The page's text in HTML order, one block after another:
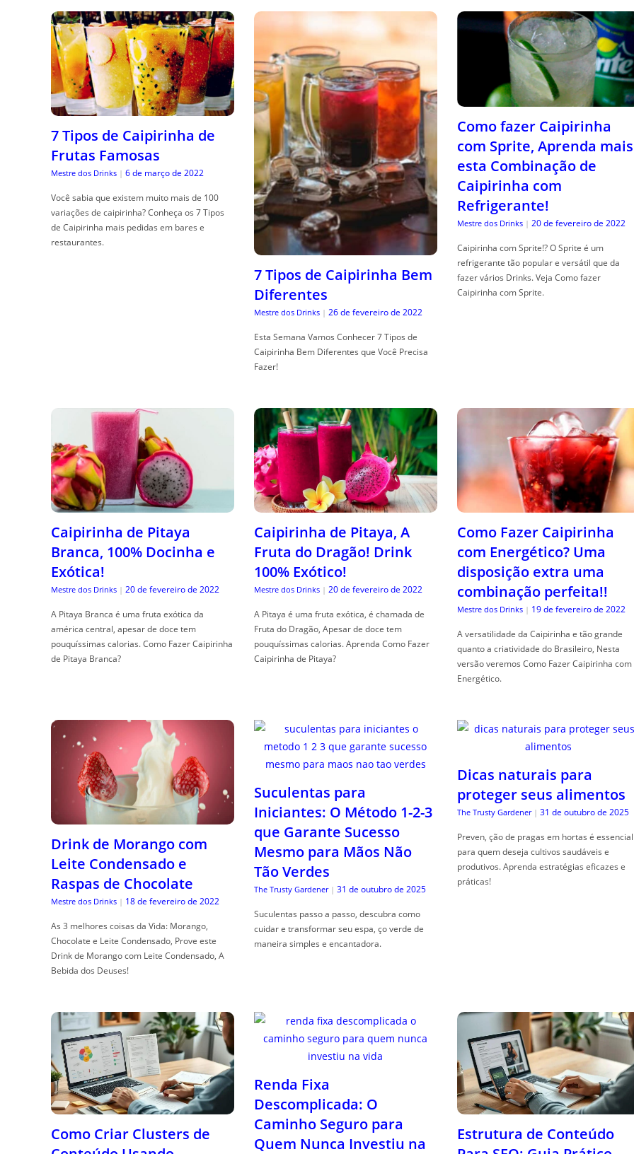
7 Tipos de Caipirinha de
Frutas Famosas
Mestre dos Drinks | 6 de março de 2022
Você sabia que existem muito mais de 100
variações de caipirinha? Conheça os 7 Tipos
de Caipirinha mais pedidas em bares e
restaurantes.
7 Tipos de Caipirinha Bem
Diferentes
Mestre dos Drinks | 26 de fevereiro de 2022
Esta Semana Vamos Conhecer 7 Tipos de
Caipirinha Bem Diferentes que Você Precisa
Fazer!
Como fazer Caipirinha
com Sprite, Aprenda mais
esta Combinação de
Caipirinha com
Refrigerante!
Mestre dos Drinks | 20 de fevereiro de 2022
Caipirinha com Sprite!? O Sprite é um
refrigerante tão popular e versátil que da
fazer vários Drinks. Veja Como fazer
Caipirinha com Sprite.
Caipirinha de Pitaya
Branca, 100% Docinha e
Exótica!
Mestre dos Drinks | 20 de fevereiro de 2022
A Pitaya Branca é uma fruta exótica da
américa central, apesar de doce tem
pouquíssimas calorias. Como Fazer Caipirinha
de Pitaya Branca?
Caipirinha de Pitaya, A
Fruta do Dragão! Drink
100% Exótico!
Mestre dos Drinks | 20 de fevereiro de 2022
A Pitaya é uma fruta exótica, é chamada de
Fruta do Dragão, Apesar de doce tem
pouquíssimas calorias. Aprenda Como Fazer
Caipirinha de Pitaya?
Como Fazer Caipirinha
com Energético? Uma
disposição extra uma
combinação perfeita!!
Mestre dos Drinks | 19 de fevereiro de 2022
A versatilidade da Caipirinha e tão grande
quanto a criatividade do Brasileiro, Nesta
versão veremos Como Fazer Caipirinha com
Energético.
Drink de Morango com
Leite Condensado e
Raspas de Chocolate
Mestre dos Drinks | 18 de fevereiro de 2022
As 3 melhores coisas da Vida: Morango,
Chocolate e Leite Condensado, Prove este
Drink de Morango com Leite Condensado, A
Bebida dos Deuses!
Suculentas para
Iniciantes: O Método 1-2-3
que Garante Sucesso
Mesmo para Mãos Não
Tão Verdes
The Trusty Gardener | 31 de outubro de 2025
Suculentas passo a passo, descubra como
cuidar e transformar seu espa, ço verde de
maneira simples e encantadora.
Dicas naturais para
proteger seus alimentos
The Trusty Gardener | 31 de outubro de 2025
Preven, ção de pragas em hortas é essencial
para quem deseja cultivos saudáveis e
produtivos. Aprenda estratégias eficazes e
práticas!
Como Criar Clusters de
Renda Fixa
Descomplicada: O
Caminho Seguro para
Quem Nunca Investiu na
Estrutura de Conteúdo